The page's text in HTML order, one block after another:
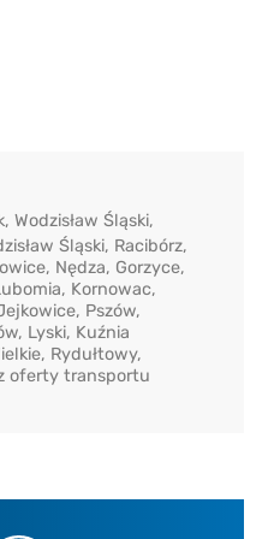
Wodzisław Śląski,
Śląski, Racibórz,
Nędza, Gorzyce,
Kornowac,
Pszów,
Lyski, Kuźnia
Rydułtowy,
oferty transportu